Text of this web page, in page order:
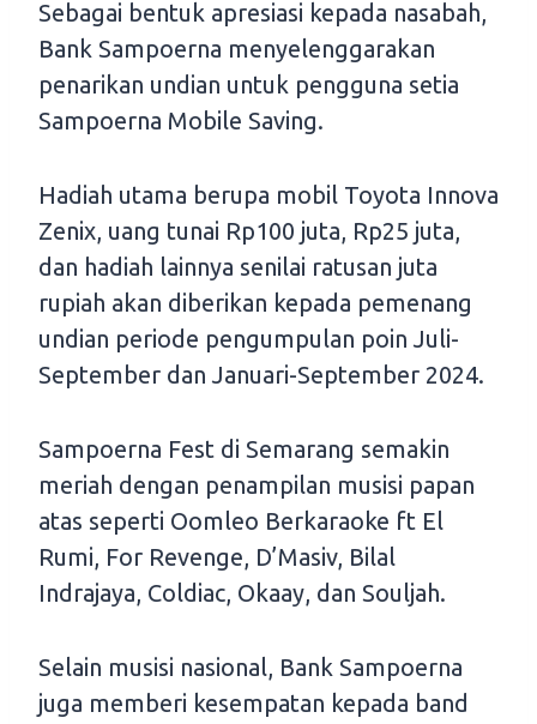
Sebagai bentuk apresiasi kepada nasabah,
Bank Sampoerna menyelenggarakan
penarikan undian untuk pengguna setia
Sampoerna Mobile Saving.
Hadiah utama berupa mobil Toyota Innova
Zenix, uang tunai Rp100 juta, Rp25 juta,
dan hadiah lainnya senilai ratusan juta
rupiah akan diberikan kepada pemenang
undian periode pengumpulan poin Juli-
September dan Januari-September 2024.
Sampoerna Fest di Semarang semakin
meriah dengan penampilan musisi papan
atas seperti Oomleo Berkaraoke ft El
Rumi, For Revenge, D’Masiv, Bilal
Indrajaya, Coldiac, Okaay, dan Souljah.
Selain musisi nasional, Bank Sampoerna
juga memberi kesempatan kepada band